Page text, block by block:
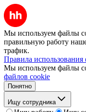
Мы используем файлы
правильную работу
трафик.
Правила
Мы используем файлы
файлов cookie
Понятно
Ищу сотрудника